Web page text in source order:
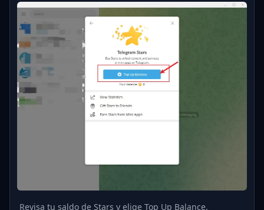
Revisa tu saldo de Stars y elige Top Up Balance.